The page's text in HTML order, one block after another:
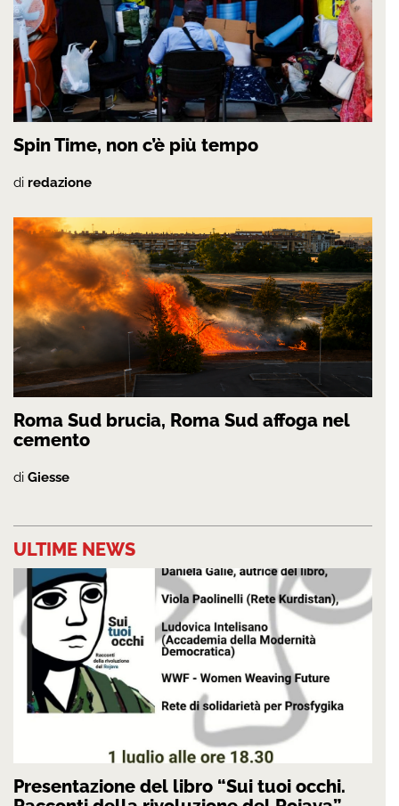
Spin Time, non c’è più tempo
di redazione
Roma Sud brucia, Roma Sud affoga nel
cemento
di Giesse
ULTIME NEWS
Presentazione del libro “Sui tuoi occhi.